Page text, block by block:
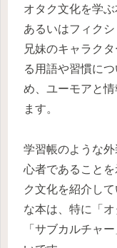
オタク文化を学
あるいはフィク
兄妹のキャラク
る用語や習慣に
め、ユーモアと
ます。
学習帳のような
心者であること
ク文化を紹介し
な本は、特に「
「サブカルチャ